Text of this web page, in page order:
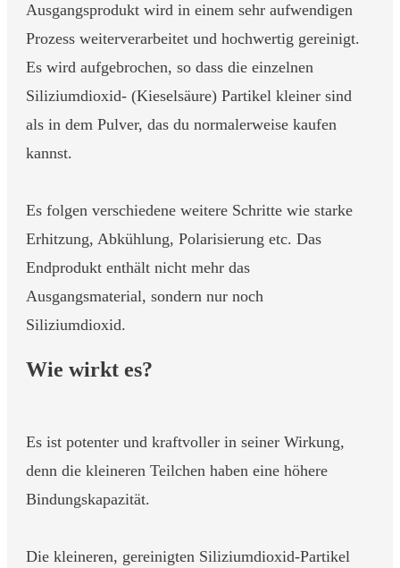
Ausgangsprodukt wird in einem sehr aufwendigen
Prozess weiterverarbeitet und hochwertig gereinigt.
Es wird aufgebrochen, so dass die einzelnen
Siliziumdioxid- (Kieselsäure) Partikel kleiner sind
als in dem Pulver, das du normalerweise kaufen
kannst.
Es folgen verschiedene weitere Schritte wie starke
Erhitzung, Abkühlung, Polarisierung etc. Das
Endprodukt enthält nicht mehr das
Ausgangsmaterial, sondern nur noch
Siliziumdioxid.
Wie wirkt es?
Es ist potenter und kraftvoller in seiner Wirkung,
denn die kleineren Teilchen haben eine höhere
Bindungskapazität.
Die kleineren, gereinigten Siliziumdioxid-Partikel